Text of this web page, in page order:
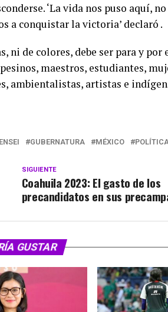
‘La vida nos puso aquí,
a conquistar la victoria’ declaró .
ni de colores, debe ser para y por
maestros, estudiantes,
ambientalistas, artistas e
GUBERNATURA MÉXICO
SIGUIENTE
Coahuila 2023: El gasto de los
precandidatos en sus
GUSTAR